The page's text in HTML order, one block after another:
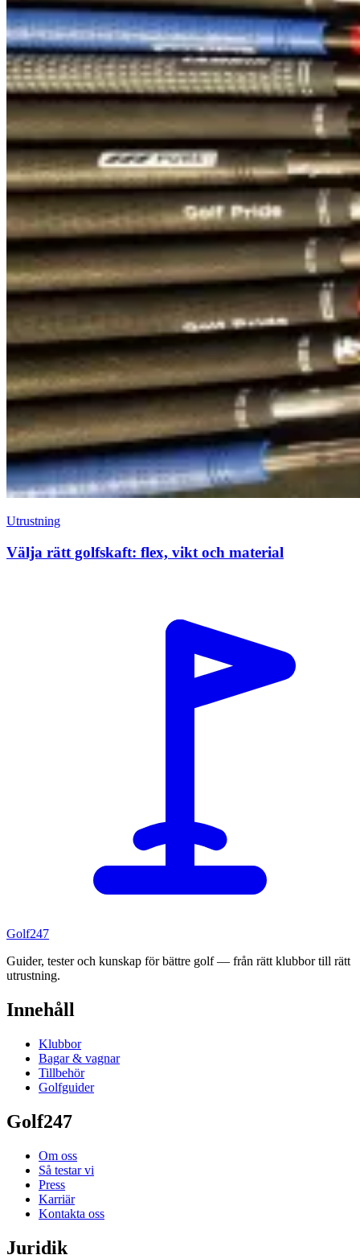
Utrustning
Välja rätt golfskaft: flex, vikt och material
Golf247
Guider, tester och kunskap för bättre golf — från rätt klubbor till rätt
utrustning.
Innehåll
Klubbor
Bagar & vagnar
Tillbehör
Golfguider
Golf247
Om oss
Så testar vi
Press
Karriär
Kontakta oss
Juridik